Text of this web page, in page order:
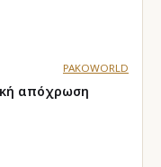
PAKOWORLD